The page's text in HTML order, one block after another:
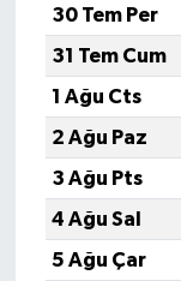
30 Tem Per
31 Tem Cum
1 Ağu Cts
2 Ağu Paz
3 Ağu Pts
4 Ağu Sal
5 Ağu Çar